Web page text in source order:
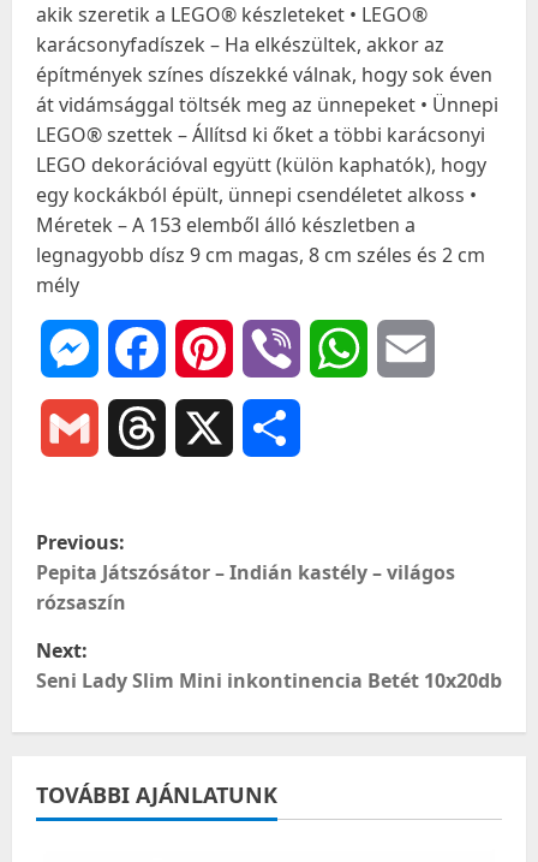
akik szeretik a LEGO® készleteket • LEGO®
karácsonyfadíszek – Ha elkészültek, akkor az
építmények színes díszekké válnak, hogy sok éven
át vidámsággal töltsék meg az ünnepeket • Ünnepi
LEGO® szettek – Állítsd ki őket a többi karácsonyi
LEGO dekorációval együtt (külön kaphatók), hogy
egy kockákból épült, ünnepi csendéletet alkoss •
Méretek – A 153 elemből álló készletben a
legnagyobb dísz 9 cm magas, 8 cm széles és 2 cm
mély
MessengerFacebookPinterest Viber WhatsApp
Gmail Threads
P
o
s
t
n
a
v
Previous:
Pepita Játszósátor – Indián kastély – világos
rózsaszín
Next:
Seni Lady Slim Mini inkontinencia Betét 10x20db
TOVÁBBI AJÁNLATUNK